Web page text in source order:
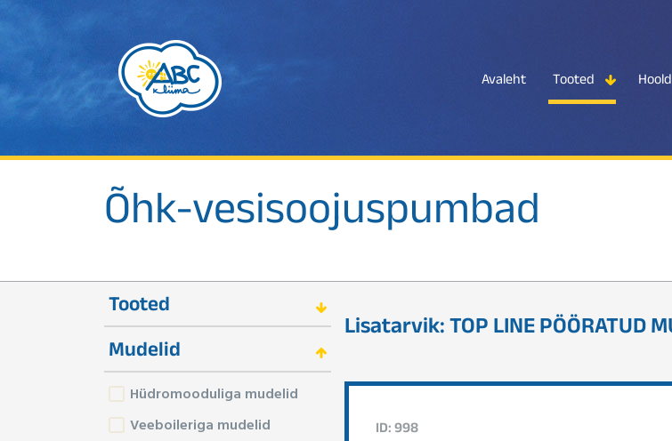
Avaleht Tooted
Õhk-vesisoojuspumbad
Tooted
Mudelid
Hüdromooduliga mudelid
Veeboileriga mudelid
Lisatarvik: TOP LINE PÖÖRATUD
ID: 998